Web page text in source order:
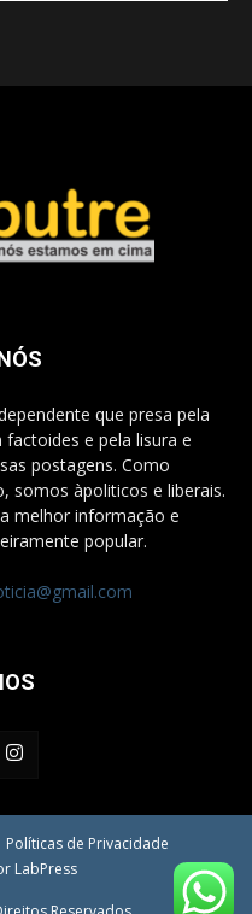
que presa pela
e pela lisura e
postagens. Como
somos àpoliticos e liberais.
melhor informação e
popular.
Políticas de Privacidade
LabPress